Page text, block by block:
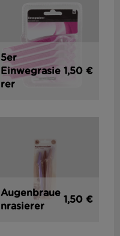
5er
Einwegrasie
rer
1,50 €
Augenbraue
nrasierer
1,50 €